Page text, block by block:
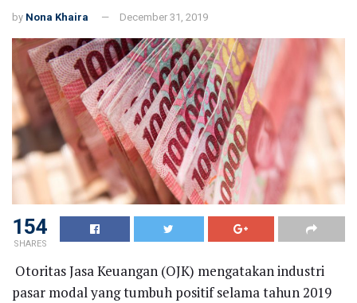
by Nona Khaira December 31, 2019
154
SHARES
Otoritas Jasa Keuangan (OJK) mengatakan industri
pasar modal yang tumbuh positif selama tahun 2019